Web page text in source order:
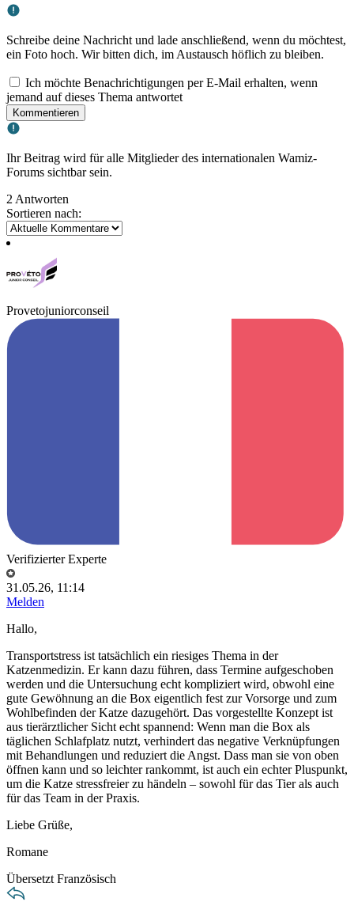
Schreibe deine Nachricht und lade anschließend, wenn du möchtest,
ein Foto hoch. Wir bitten dich, im Austausch höflich zu bleiben.
Ich möchte Benachrichtigungen per E-Mail erhalten, wenn
jemand auf dieses Thema antwortet
Kommentieren
Ihr Beitrag wird für alle Mitglieder des internationalen Wamiz-
Forums sichtbar sein.
2 Antworten
Sortieren nach:
Provetojuniorconseil
Verifizierter Experte
31.05.26, 11:14
Melden
Hallo,
Transportstress ist tatsächlich ein riesiges Thema in der
Katzenmedizin. Er kann dazu führen, dass Termine aufgeschoben
werden und die Untersuchung echt kompliziert wird, obwohl eine
gute Gewöhnung an die Box eigentlich fest zur Vorsorge und zum
Wohlbefinden der Katze dazugehört. Das vorgestellte Konzept ist
aus tierärztlicher Sicht echt spannend: Wenn man die Box als
täglichen Schlafplatz nutzt, verhindert das negative Verknüpfungen
mit Behandlungen und reduziert die Angst. Dass man sie von oben
öffnen kann und so leichter rankommt, ist auch ein echter Pluspunkt,
um die Katze stressfreier zu händeln – sowohl für das Tier als auch
für das Team in der Praxis.
Liebe Grüße,
Romane
Übersetzt Französisch